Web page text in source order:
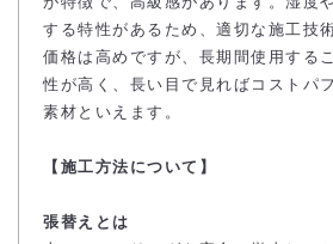
する特性があるため、適切な施工技
価格は高めですが、長期間使用する
性が高く、長い目で見ればコストパ
素材といえます。
【施工方法について】
張替えとは